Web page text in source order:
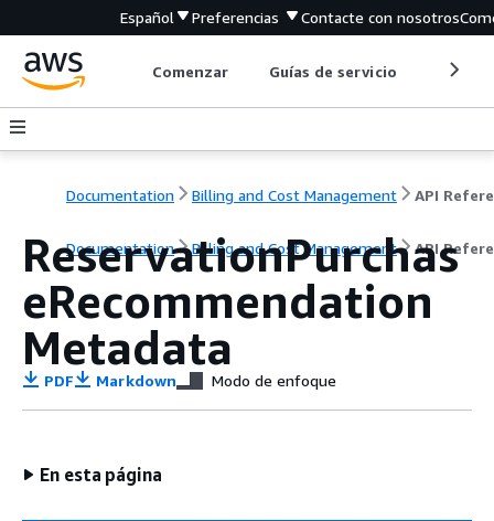
Español Preferencias Contacte con nosotros
Comenzar Guías de servicio
Documentation Billing and Cost Management
Documentation Billing and Cost Management API
ReservationPurchas
eRecommendation
Metadata
PDF Markdown Modo de enfoque
En esta página